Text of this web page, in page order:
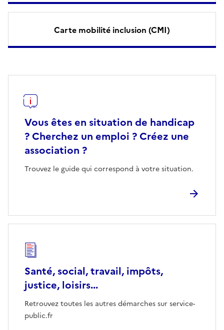
Carte mobilité inclusion (CMI)
Vous êtes en situation de handicap
? Cherchez un emploi ? Créez une
association ?
Trouvez le guide qui correspond à votre situation.
Santé, social, travail, impôts,
justice, loisirs...
Retrouvez toutes les autres démarches sur service-
public.fr